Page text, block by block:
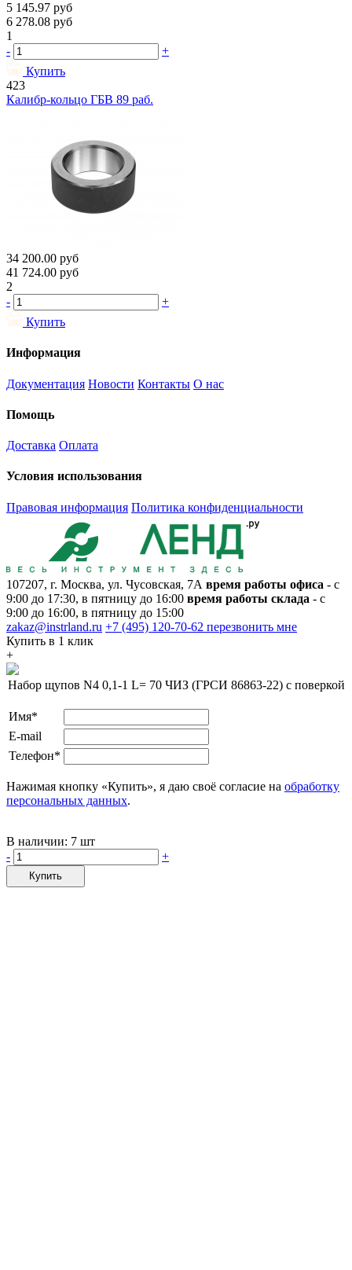
5 145.97 руб
6 278.08 руб
1
-
+
Купить
423
Калибр-кольцо ГБВ 89 раб.
34 200.00 руб
41 724.00 руб
2
-
+
Купить
Информация
Документация Новости Контакты О нас
Помощь
Доставка Оплата
Условия использования
Правовая информация Политика конфиденциальности
107207, г. Москва, ул. Чусовская, 7А время работы офиса - с
9:00 до 17:30, в пятницу до 16:00 время работы склада - с
9:00 до 16:00, в пятницу до 15:00
zakaz@instrland.ru +7 (495) 120-70-62 перезвонить мне
Купить в 1 клик
+
Набор щупов N4 0,1-1 L= 70 ЧИЗ (ГРСИ 86863-22) с поверкой
Имя*
E-mail
Телефон*
Нажимая кнопку «Купить», я даю своё согласие на обработку
персональных данных.
В наличии: 7 шт
-
+
Купить